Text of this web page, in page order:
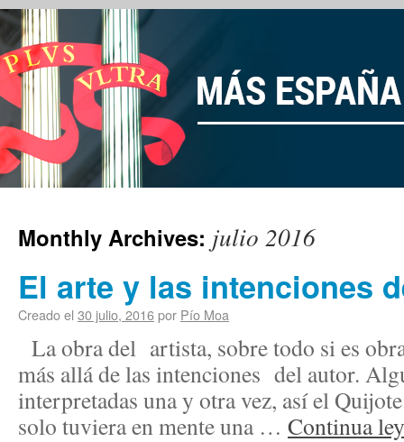
Monthly Archives: julio 2016
El arte y las intenciones
Creado el 30 julio, 2016por Pío Moa
La obra del artista, sobre todo si es
más allá de las intenciones del autor.
interpretadas una y otra vez, así el
solo tuviera en mente una … Continua